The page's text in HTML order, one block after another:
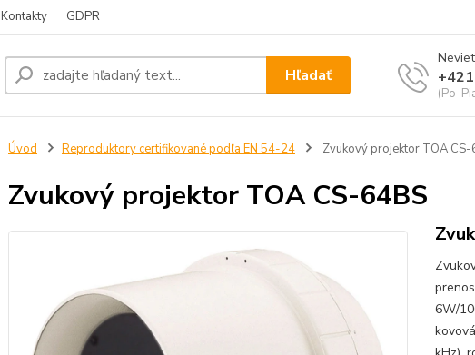
Kontakty GDPR
Hľadať
(Po-
Úvod Reproduktory certifikované podľa EN 54-24 Zvukový projektor TOA CS-
Zvukový projektor TOA CS-64BS
6W/